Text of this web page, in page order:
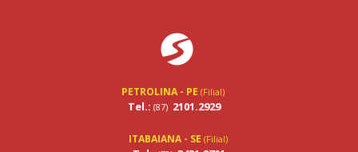
PETROLINA - PE (Filial)
Tel.: (87) 2101.2929
ITABAIANA - SE (Filial)